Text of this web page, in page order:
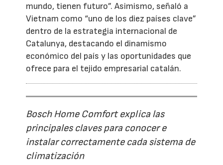
mundo, tienen futuro”. Asimismo, señaló a
Vietnam como “uno de los diez países clave”
dentro de la estrategia internacional de
Catalunya, destacando el dinamismo
económico del país y las oportunidades que
ofrece para el tejido empresarial catalán.
Bosch Home Comfort explica las
principales claves para conocer e
instalar correctamente cada sistema de
climatización